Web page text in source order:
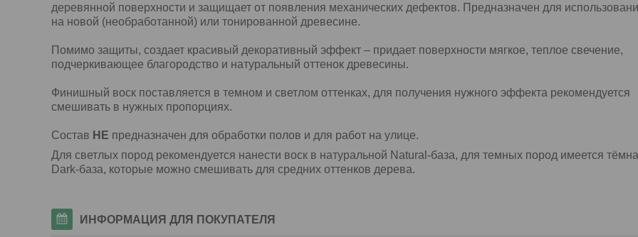
деревянной поверхности и защищает от появления механических дефектов. Предназначен для
на новой (необработанной) или тонированной древесине.
Помимо защиты, создает красивый декоративный эффект – придает поверхности мягкое, теплое свечение,
подчеркивающее благородство и натуральный оттенок древесины.
Финишный воск поставляется в темном и светлом оттенках, для получения нужного эффекта рекомендуется
смешивать в нужных пропорциях.
Состав НЕ предназначен для обработки полов и для работ на улице.
Для светлых пород рекомендуется нанести воск в натуральной Natural-база, для темных пород имеется
Dark-база, которые можно смешивать для средних оттенков дерева.
ИНФОРМАЦИЯ ДЛЯ ПОКУПАТЕЛЯ